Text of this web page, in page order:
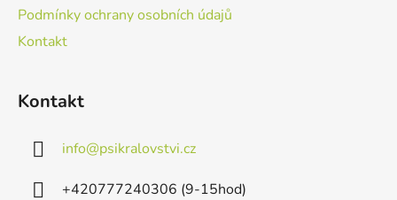
Podmínky ochrany osobních údajů
Kontakt
Kontakt
info@psikralovstvi.cz
+420777240306 (9-15hod)